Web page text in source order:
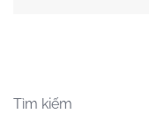
Tìm kiếm